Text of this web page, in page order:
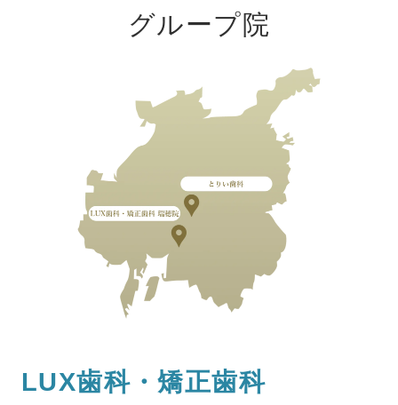
グループ院
LUX歯科・矯正歯科